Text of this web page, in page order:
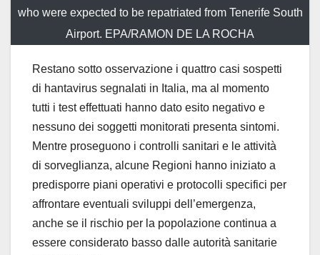
who were expected to be repatriated from Tenerife South
Airport. EPA/RAMON DE LA ROCHA
Restano sotto osservazione i quattro casi sospetti
di hantavirus segnalati in Italia, ma al momento
tutti i test effettuati hanno dato esito negativo e
nessuno dei soggetti monitorati presenta sintomi.
Mentre proseguono i controlli sanitari e le attività
di sorveglianza, alcune Regioni hanno iniziato a
predisporre piani operativi e protocolli specifici per
affrontare eventuali sviluppi dell’emergenza,
anche se il rischio per la popolazione continua a
essere considerato basso dalle autorità sanitarie